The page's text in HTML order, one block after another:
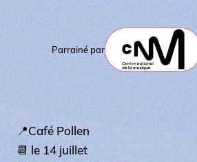
Parrainé par
📍Café Pollen
📆 le 14 juillet